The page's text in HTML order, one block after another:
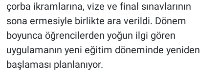
çorba ikramlarına, vize ve final sınavlarının
sona ermesiyle birlikte ara verildi. Dönem
boyunca öğrencilerden yoğun ilgi gören
uygulamanın yeni eğitim döneminde yeniden
başlaması planlanıyor.